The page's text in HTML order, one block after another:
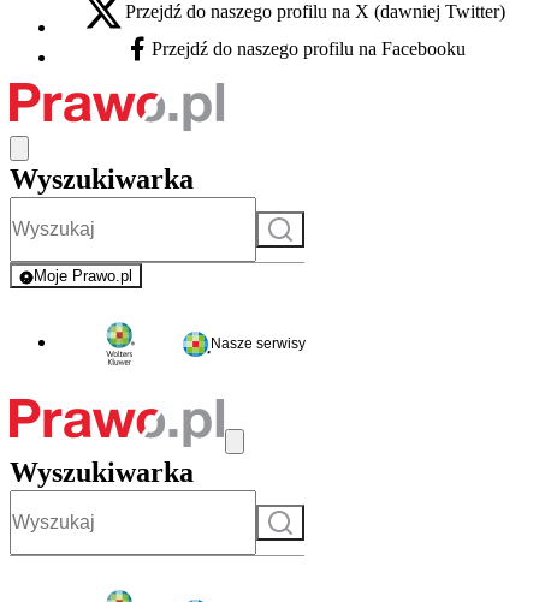
X - otwiera się w nowej karcie
Przejdź do naszego profilu na X (dawniej Twitter)
Facebook - otwiera się w nowej karcie
Przejdź do naszego profilu na Facebooku
Wyszukiwarka
Szukaj
Moje Prawo.pl
- rejestracja i logowanie do serwisu
Nasze serwisy
Wyszukiwarka
Szukaj